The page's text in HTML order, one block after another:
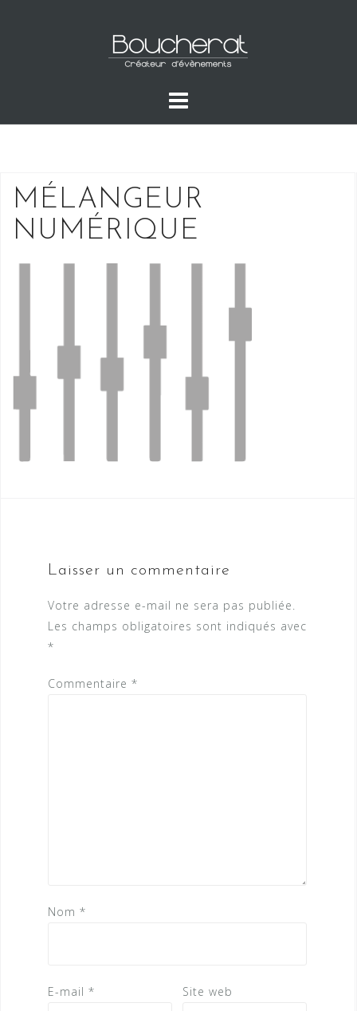
MÉLANGEUR
NUMÉRIQUE
Laisser un commentaire
Votre adresse e-mail ne sera pas publiée.
Les champs obligatoires sont indiqués avec
*
Commentaire *
Nom *
E-mail * Site web